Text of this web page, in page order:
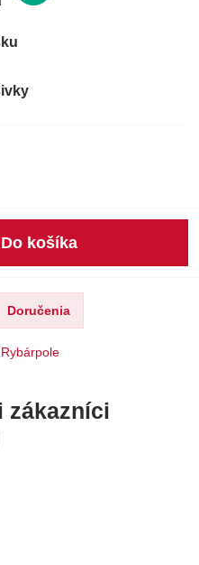
Do košíka
Doručenia
zákazníci